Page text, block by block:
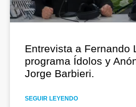
Entrevista a Fernando
programa Ídolos y
Jorge Barbieri.
SEGUIR LEYENDO